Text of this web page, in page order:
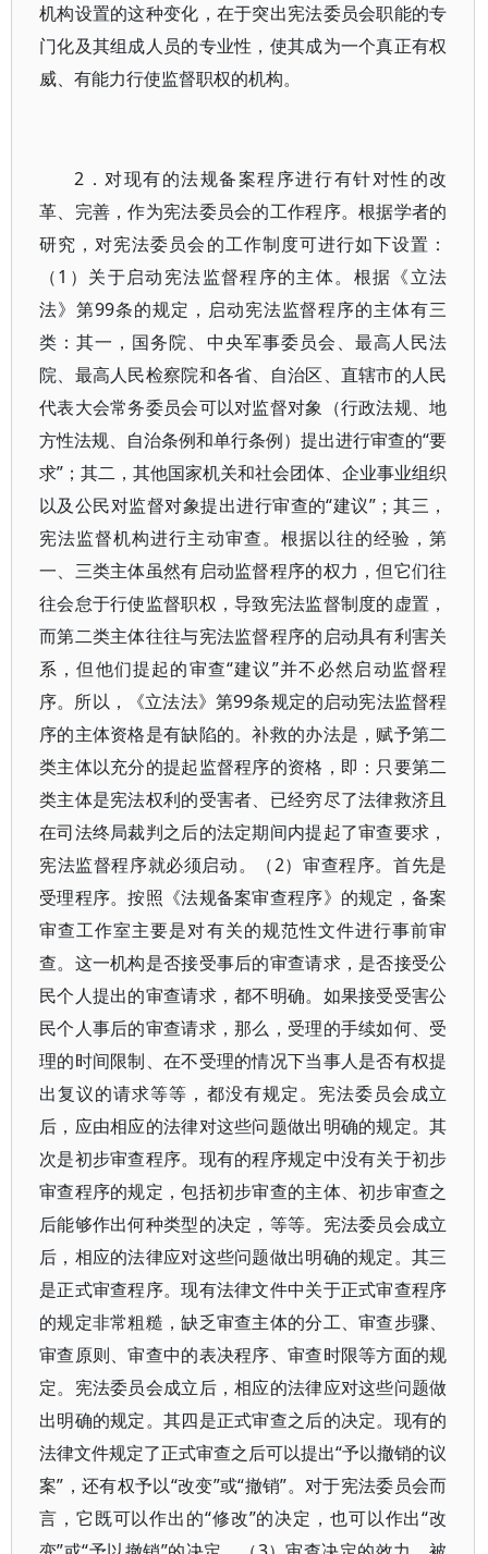
机构设置的这种变化，在于突出宪法委员会职能的专
门化及其组成人员的专业性，使其成为一个真正有权
威、有能力行使监督职权的机构。
2．对现有的法规备案程序进行有针对性的改
革、完善，作为宪法委员会的工作程序。根据学者的
研究，对宪法委员会的工作制度可进行如下设置：
（1）关于启动宪法监督程序的主体。根据《立法
法》第99条的规定，启动宪法监督程序的主体有三
类：其一，国务院、中央军事委员会、最高人民法
院、最高人民检察院和各省、自治区、直辖市的人民
代表大会常务委员会可以对监督对象（行政法规、地
方性法规、自治条例和单行条例）提出进行审查的“要
求”；其二，其他国家机关和社会团体、企业事业组织
以及公民对监督对象提出进行审查的“建议”；其三，
宪法监督机构进行主动审查。根据以往的经验，第
一、三类主体虽然有启动监督程序的权力，但它们往
往会怠于行使监督职权，导致宪法监督制度的虚置，
而第二类主体往往与宪法监督程序的启动具有利害关
系，但他们提起的审查“建议”并不必然启动监督程
序。所以，《立法法》第99条规定的启动宪法监督程
序的主体资格是有缺陷的。补救的办法是，赋予第二
类主体以充分的提起监督程序的资格，即：只要第二
类主体是宪法权利的受害者、已经穷尽了法律救济且
在司法终局裁判之后的法定期间内提起了审查要求，
宪法监督程序就必须启动。（2）审查程序。首先是
受理程序。按照《法规备案审查程序》的规定，备案
审查工作室主要是对有关的规范性文件进行事前审
查。这一机构是否接受事后的审查请求，是否接受公
民个人提出的审查请求，都不明确。如果接受受害公
民个人事后的审查请求，那么，受理的手续如何、受
理的时间限制、在不受理的情况下当事人是否有权提
出复议的请求等等，都没有规定。宪法委员会成立
后，应由相应的法律对这些问题做出明确的规定。其
次是初步审查程序。现有的程序规定中没有关于初步
审查程序的规定，包括初步审查的主体、初步审查之
后能够作出何种类型的决定，等等。宪法委员会成立
后，相应的法律应对这些问题做出明确的规定。其三
是正式审查程序。现有法律文件中关于正式审查程序
的规定非常粗糙，缺乏审查主体的分工、审查步骤、
审查原则、审查中的表决程序、审查时限等方面的规
定。宪法委员会成立后，相应的法律应对这些问题做
出明确的规定。其四是正式审查之后的决定。现有的
法律文件规定了正式审查之后可以提出“予以撤销的议
案”，还有权予以“改变”或“撤销”。对于宪法委员会而
言，它既可以作出的“修改”的决定，也可以作出“改